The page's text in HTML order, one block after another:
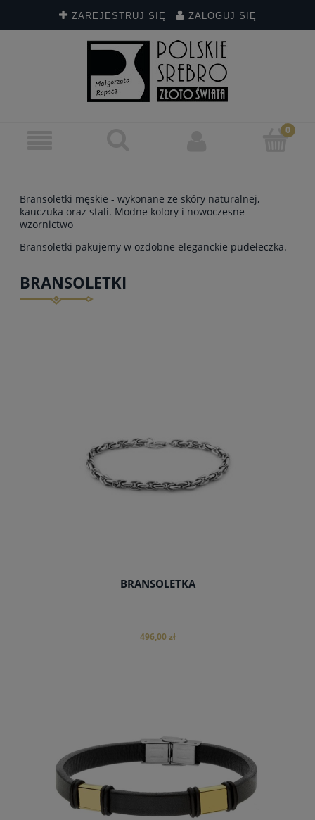
ZAREJESTRUJ SIĘ ZALOGUJ SIĘ
Bransoletki męskie - wykonane ze skóry naturalnej,
kauczuka oraz stali. Modne kolory i nowoczesne
wzornictwo
Bransoletki pakujemy w ozdobne eleganckie pudełeczka.
BRANSOLETKI
BRANSOLETKA
496,00 zł